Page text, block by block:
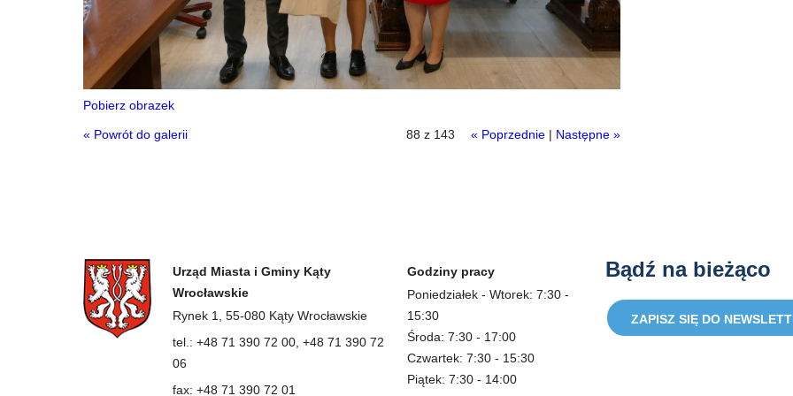
Pobierz obrazek
« Powrót do galerii 88 z 143 « Poprzednie| Następne »
Urząd Miasta i Gminy Kąty
Wrocławskie
Rynek 1, 55-080 Kąty Wrocławskie
tel.: +48 71 390 72 00, +48 71 390 72
06
fax: +48 71 390 72 01
Godziny pracy
Poniedziałek - Wtorek: 7:30 -
15:30
Środa: 7:30 - 17:00
Czwartek: 7:30 - 15:30
Piątek: 7:30 - 14:00
Bądź na bieżąco
ZAPISZ SIĘ DO